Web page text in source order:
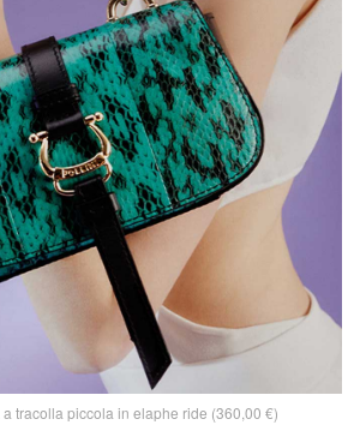
a tracolla piccola in elaphe ride (360,00 €)